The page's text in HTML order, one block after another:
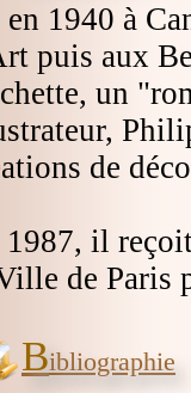
en 1940 à
puis aux
un
de
1987, il
de Paris
Bibliographie